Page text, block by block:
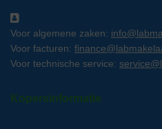
Voor algemene zaken:
Voor facturen:
Voor technische service:
Kopersinformatie